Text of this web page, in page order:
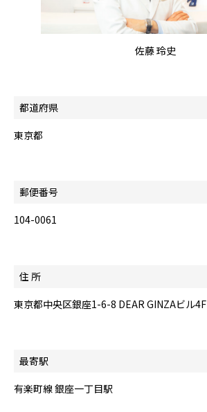
佐藤 玲史
都道府県
東京都
郵便番号
104-0061
住 所
東京都中央区銀座1-6-8 DEAR GINZAビル4F
最寄駅
有楽町線 銀座一丁目駅